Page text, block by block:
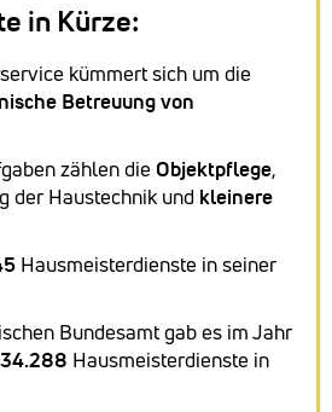
in Kürze:
kümmert sich um die
Betreuung von
zählen die Objektpflege,
der Haustechnik und kleinere
Hausmeisterdienste in seiner
Bundesamt gab es im Jahr
34.288 Hausmeisterdienste in